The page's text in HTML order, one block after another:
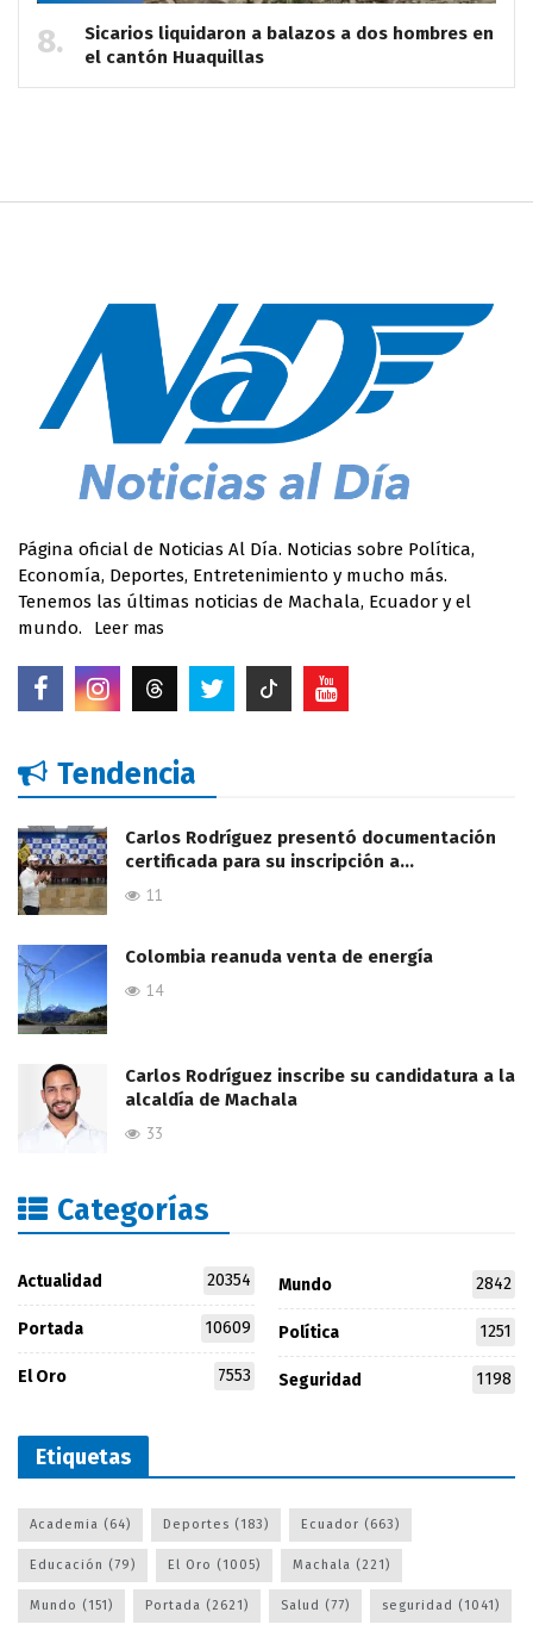
Sicarios liquidaron a balazos a dos hombres en
el cantón Huaquillas
Página oficial de Noticias Al Día. Noticias sobre Política,
Economía, Deportes, Entretenimiento y mucho más.
Tenemos las últimas noticias de Machala, Ecuador y el
mundo.
Leer mas
Tendencia
Carlos Rodríguez presentó documentación
certificada para su inscripción a…
11
Colombia reanuda venta de energía
14
Carlos Rodríguez inscribe su candidatura a la
alcaldía de Machala
33
Categorías
Actualidad 20354
Portada 10609
El Oro 7553
Mundo 2842
Política 1251
Seguridad 1198
Etiquetas
Academia (64) Deportes (183) Ecuador (663)
Educación (79) El Oro (1005) Machala (221)
Mundo (151) Portada (2621) Salud (77) seguridad (1041)